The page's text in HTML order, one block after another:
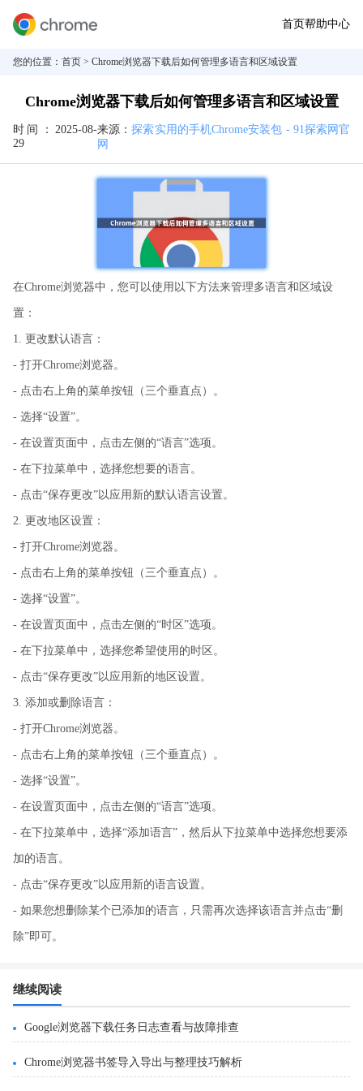
首页帮助中心
您的位置： 首页 > Chrome浏览器下载后如何管理多语言和区域设置
Chrome浏览器下载后如何管理多语言和区域设置
时间： 2025-08-
29
来源：探索实用的手机Chrome安装包 - 91探索网官
网
在Chrome浏览器中，您可以使用以下方法来管理多语言和区域设
置：
1. 更改默认语言：
- 打开Chrome浏览器。
- 点击右上角的菜单按钮（三个垂直点）。
- 选择“设置”。
- 在设置页面中，点击左侧的“语言”选项。
- 在下拉菜单中，选择您想要的语言。
- 点击“保存更改”以应用新的默认语言设置。
2. 更改地区设置：
- 打开Chrome浏览器。
- 点击右上角的菜单按钮（三个垂直点）。
- 选择“设置”。
- 在设置页面中，点击左侧的“时区”选项。
- 在下拉菜单中，选择您希望使用的时区。
- 点击“保存更改”以应用新的地区设置。
3. 添加或删除语言：
- 打开Chrome浏览器。
- 点击右上角的菜单按钮（三个垂直点）。
- 选择“设置”。
- 在设置页面中，点击左侧的“语言”选项。
- 在下拉菜单中，选择“添加语言”，然后从下拉菜单中选择您想要添
加的语言。
- 点击“保存更改”以应用新的语言设置。
- 如果您想删除某个已添加的语言，只需再次选择该语言并点击“删
除”即可。
继续阅读
Google浏览器下载任务日志查看与故障排查
Chrome浏览器书签导入导出与整理技巧解析